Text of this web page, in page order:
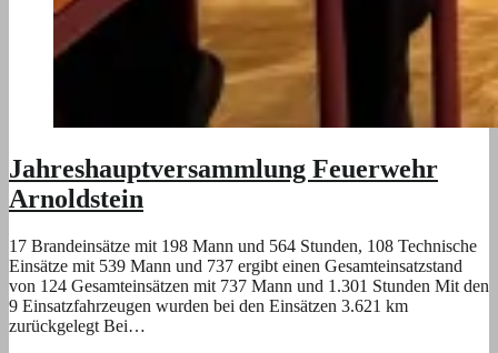
Jahreshauptversammlung Feuerwehr
Arnoldstein
17 Brandeinsätze mit 198 Mann und 564 Stunden, 108 Technische
Einsätze mit 539 Mann und 737 ergibt einen Gesamteinsatzstand
von 124 Gesamteinsätzen mit 737 Mann und 1.301 Stunden Mit den
9 Einsatzfahrzeugen wurden bei den Einsätzen 3.621 km
zurückgelegt Bei…